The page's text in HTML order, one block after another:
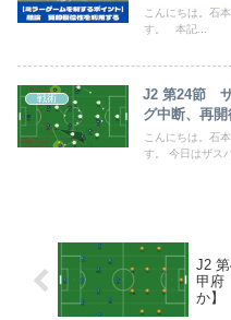
こんにちは。石
す。 本記...
戦術
J2 第24節
グ中断、再開
こんにちは。石
す。 今日はザス
J2
甲府
か】